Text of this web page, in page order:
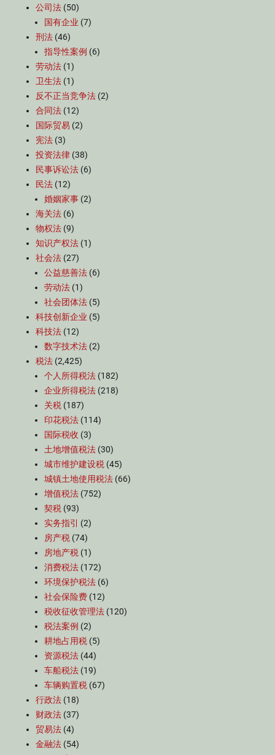
公司法 (50)
国有企业 (7)
刑法 (46)
指导性案例 (6)
劳动法 (1)
卫生法 (1)
反不正当竞争法 (2)
合同法 (12)
国际贸易 (2)
宪法 (3)
投资法律 (38)
民事诉讼法 (6)
民法 (12)
婚姻家事 (2)
海关法 (6)
物权法 (9)
知识产权法 (1)
社会法 (27)
公益慈善法 (6)
劳动法 (1)
社会团体法 (5)
科技创新企业 (5)
科技法 (12)
数字技术法 (2)
税法 (2,425)
个人所得税法 (182)
企业所得税法 (218)
关税 (187)
印花税法 (114)
国际税收 (3)
土地增值税法 (30)
城市维护建设税 (45)
城镇土地使用税法 (66)
增值税法 (752)
契税 (93)
实务指引
(2)
房产税 (74)
房地产税 (1)
消费税法 (172)
环境保护税法 (6)
社会保险费 (12)
税收征收管理法 (120)
税法案例 (2)
耕地占用税 (5)
资源税法 (44)
车船税法 (19)
车辆购置税 (67)
行政法 (18)
财政法 (37)
贸易法 (4)
金融法 (54)